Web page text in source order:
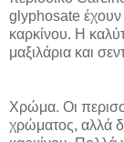
glyphosate έχουν
καρκίνου. Η
μαξιλάρια και
Χρώμα. Οι
χρώματος, αλλά